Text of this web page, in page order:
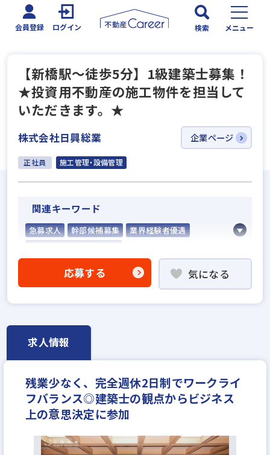
会員登録 ログイン 検索 メニュー
【新橋駅～徒歩5分】1級建築士募集！
★投資用不動産の施工物件を担当して
いただきます。★
株式会社日興総業 企業ページ
正社員 施工管理・設備管理
関連キーワード
急募求人 幹部候補募集
業界経験者優遇
高級賃貸仲介営業の経験者歓迎
英語・中国語を活かせる
転勤なし
休日シフト制
年間休日120日以上
年収600万円
年収700万円
年収800万円
年収900万円
年収1000万円～
月給35万円
月給40万円
月給50万円
応募する 気になる
求人情報
残業少なく、完全週休2日制でワークライ
フバランス◎建築士の観点からビジネス
上の意思決定に参加